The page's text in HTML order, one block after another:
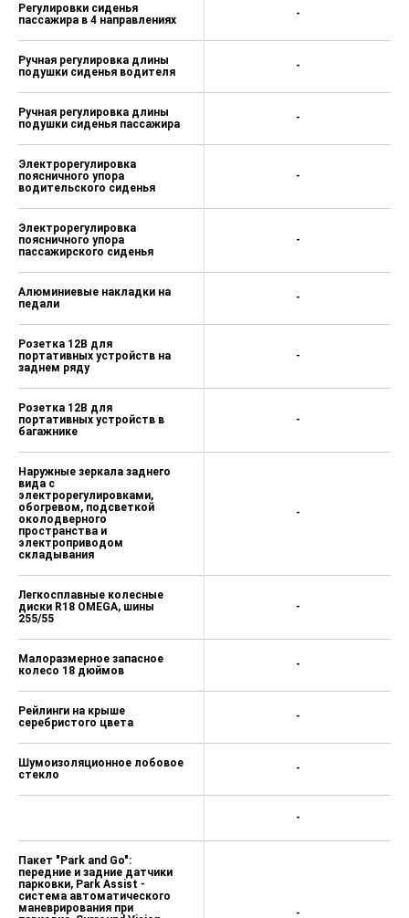
Регулировки сиденья
пассажира в 4 направлениях
Ручная регулировка длины
подушки сиденья водителя
Ручная регулировка длины
подушки сиденья пассажира
Электрорегулировка
поясничного упора
водительского сиденья
Электрорегулировка
поясничного упора
пассажирского сиденья
Алюминиевые накладки на
педали
Розетка 12В для
портативных устройств на
заднем ряду
Розетка 12В для
портативных устройств в
багажнике
Наружные зеркала заднего
вида с
электрорегулировками,
обогревом, подсветкой
околодверного
пространства и
электроприводом
складывания
Легкосплавные колесные
диски R18 OMEGA, шины
255/55
Малоразмерное запасное
колесо 18 дюймов
Рейлинги на крыше
серебристого цвета
Шумоизоляционное лобовое
стекло
Пакет "Park and Go":
передние и задние датчики
парковки, Park Assist -
система автоматического
маневрирования при
-
-
-
-
-
-
-
-
-
-
-
-
-
-
-